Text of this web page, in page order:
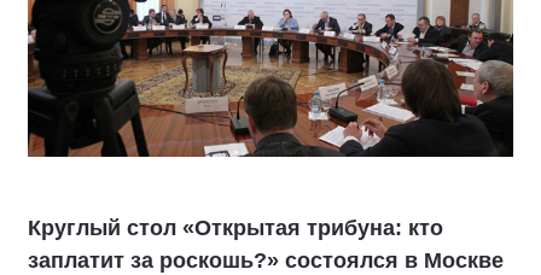
Круглый стол «Открытая трибуна: кто
заплатит за роскошь?» состоялся в Москве